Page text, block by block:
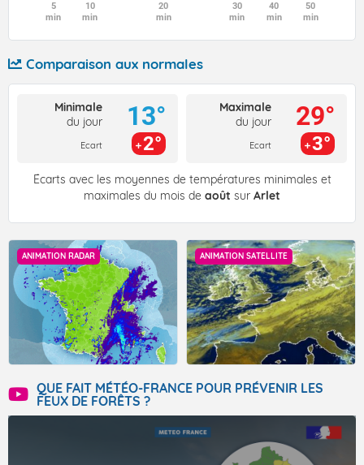
5
min
10
min
20
min
30
min
40
min
50
min
Comparaison aux normales
Minimale
du jour
Ecart
13°
2°
Maximale
du jour
Ecart
29°
3°
Écarts avec les moyennes de températures minimales et
maximales du mois de août sur Arlet
ANIMATION RADAR ANIMATION SATELLITE
QUE FAIT MÉTÉO-FRANCE POUR PRÉVENIR LES
FEUX DE FORÊTS ?